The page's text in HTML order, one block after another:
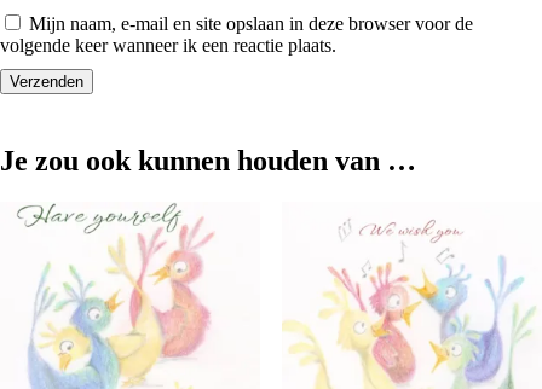
Mijn naam, e-mail en site opslaan in deze browser voor de
volgende keer wanneer ik een reactie plaats.
Je zou ook kunnen houden van …